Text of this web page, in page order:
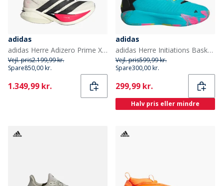
adidas
adidas Herre Adizero Prime X3 Strung Neutrale Løbesko Cloud White/Core Black/Lucid Red
Vejl. pris2.199,99 kr.
Spare850,00 kr.
Current
1.349,99 kr.
adidas
adidas Herre Initiations Basketballsko Lucid Cyan/Core Black/Preloved Lime
Vejl. pris599,99 kr.
Spare300,00 kr.
Current
299,99 kr.
Halv pris eller mindre